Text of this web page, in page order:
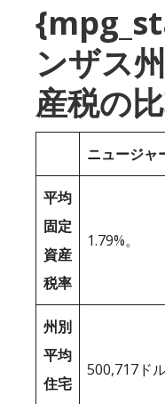
ンザス
産税の
ニュージャ
平均
固定
資産
税率
1.79%。
州別
平均
住宅
500,717ド